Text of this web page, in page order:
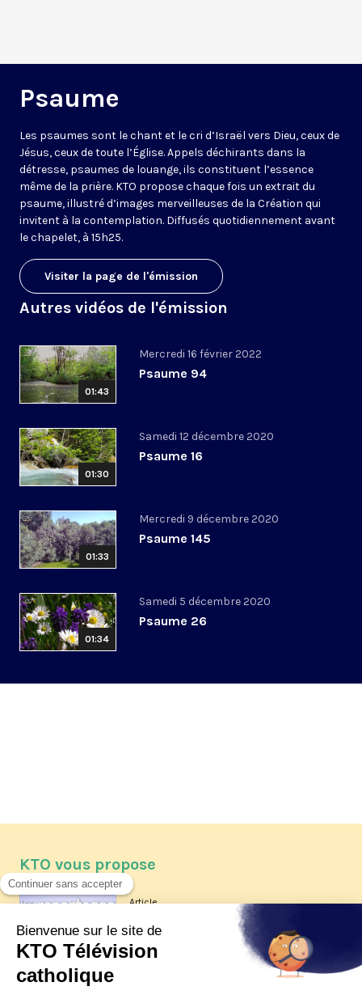
Psaume
Les psaumes sont le chant et le cri d’Israël vers Dieu, ceux de
Jésus, ceux de toute l’Église. Appels déchirants dans la
détresse, psaumes de louange, ils constituent l’essence
même de la prière. KTO propose chaque fois un extrait du
psaume, illustré d’images merveilleuses de la Création qui
invitent à la contemplation. Diffusés quotidiennement avant
le chapelet, à 15h25.
Visiter la page de l'émission
Autres vidéos de l'émission
01:43
Mercredi 16 février 2022
Psaume 94
01:30
Samedi 12 décembre 2020
Psaume 16
01:33
Mercredi 9 décembre 2020
Psaume 145
01:34
Samedi 5 décembre 2020
Psaume 26
KTO vous propose
Article
Les reportages d'été 2026 de KTO